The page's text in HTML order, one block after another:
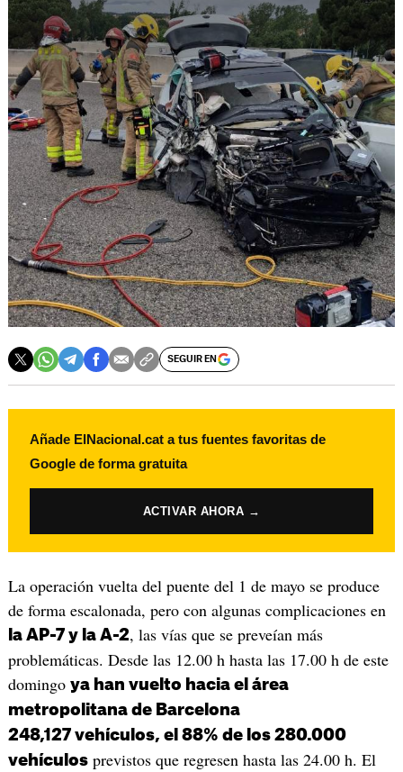
SEGUIR EN
Añade ElNacional.cat a tus fuentes favoritas de
Google de forma gratuita
ACTIVAR AHORA →
La operación vuelta del puente del 1 de mayo se produce
de forma escalonada, pero con algunas complicaciones en
la AP-7 y la A-2, las vías que se preveían más
problemáticas. Desde las 12.00 h hasta las 17.00 h de este
domingo ya han vuelto hacia el área
metropolitana de Barcelona
248,127 vehículos, el 88% de los 280.000
vehículosprevistos que regresen hasta las 24.00 h. El